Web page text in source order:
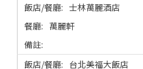
士林萬麗酒店
萬麗軒
台北美福大飯店